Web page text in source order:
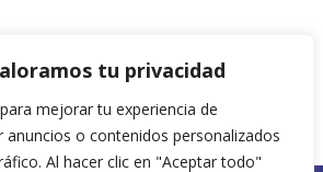
tu privacidad
mejorar tu experiencia de
anuncios o contenidos personalizados
Al hacer clic en "Aceptar todo"